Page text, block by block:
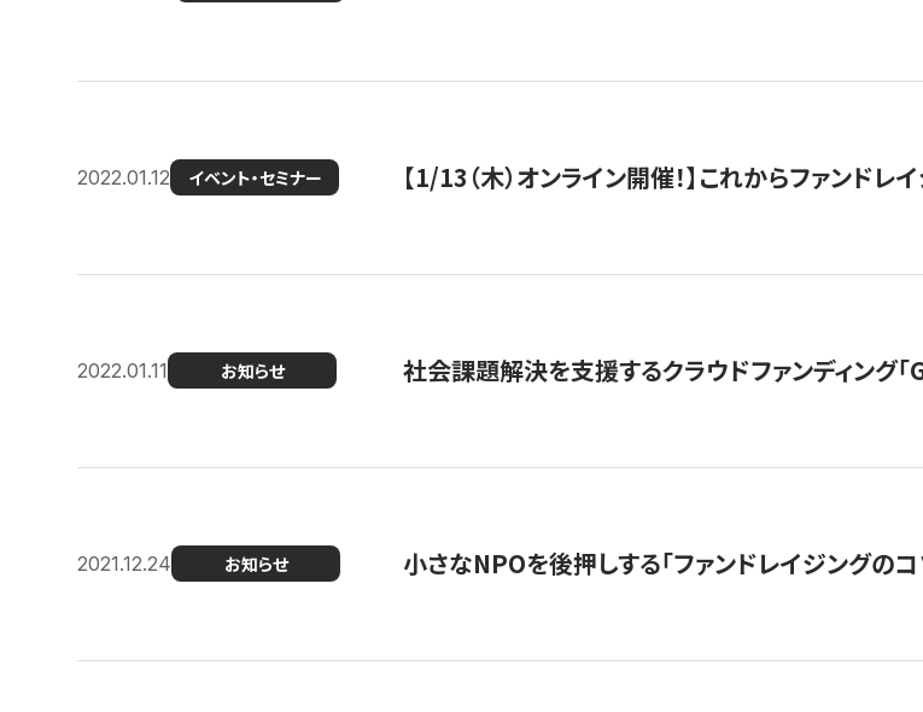
2022.01.12 イベント・セミナー 【1/13（木）オンライン開催！】これからファンド
2022.01.11 お知らせ 社会課題解決を支援するクラウドファンディング
2021.12.24 お知らせ 小さなNPOを後押しする「ファンドレイジングの